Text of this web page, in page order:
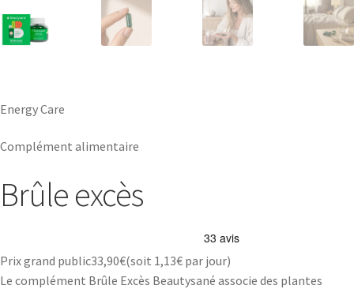
Energy Care
Complément alimentaire
Brûle excès
Prix grand public33,90€(soit 1,13€ par jour)
Le complément Brûle Excès Beautysané associe des plantes